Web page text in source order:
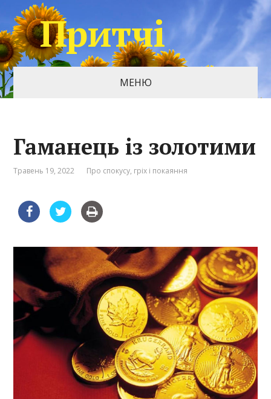
Притчі
МЕНЮ
Гаманець із золотими
Травень 19, 2022 Про спокусу, гріх і покаяння